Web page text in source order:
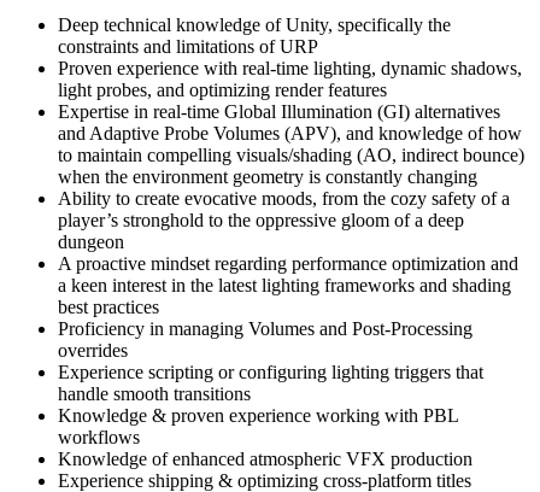
Deep technical knowledge of Unity, specifically the
constraints and limitations of URP
Proven experience with real-time lighting, dynamic shadows,
light probes, and optimizing render features
Expertise in real-time Global Illumination (GI) alternatives
and Adaptive Probe Volumes (APV), and knowledge of how
to maintain compelling visuals/shading (AO, indirect bounce)
when the environment geometry is constantly changing
Ability to create evocative moods, from the cozy safety of a
player’s stronghold to the oppressive gloom of a deep
dungeon
A proactive mindset regarding performance optimization and
a keen interest in the latest lighting frameworks and shading
best practices
Proficiency in managing Volumes and Post-Processing
overrides
Experience scripting or configuring lighting triggers that
handle smooth transitions
Knowledge & proven experience working with PBL
workflows
Knowledge of enhanced atmospheric VFX production
Experience shipping & optimizing cross-platform titles